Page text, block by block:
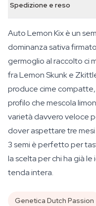
Spedizione e reso
Auto Lemon Kix è un
dominanza sativa
germoglio al raccolto ci
fra Lemon Skunk e
produce cime
profilo che mescola
varietà davvero veloce
dover aspettare tre
3 semi è perfetto per
la scelta per chi ha già
tenda intera.
Genetica Dutch Passion